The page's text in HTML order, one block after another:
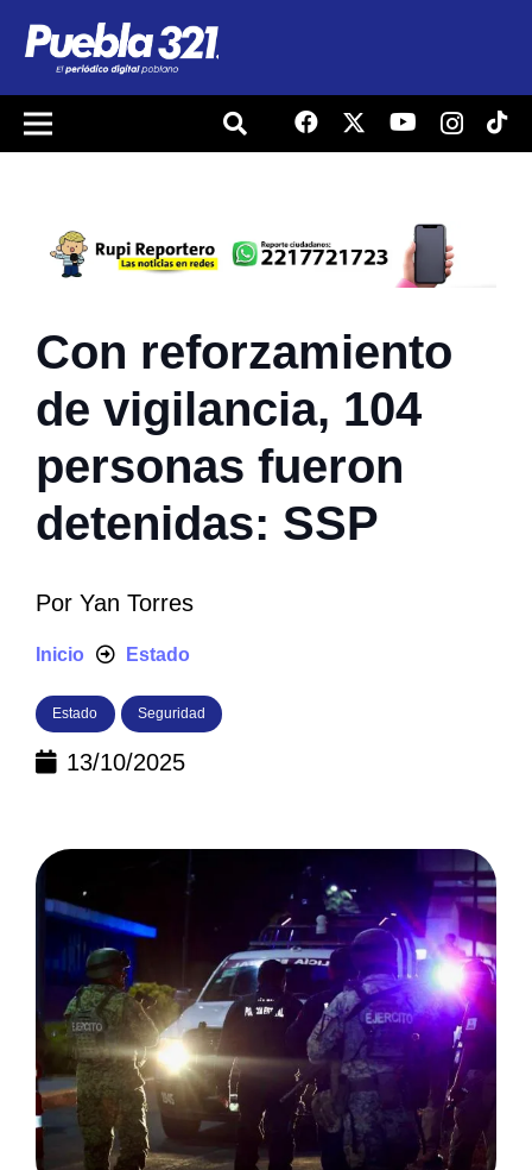
Con reforzamiento
de vigilancia, 104
personas fueron
detenidas: SSP
Por Yan Torres
Inicio Estado
Estado Seguridad
13/10/2025